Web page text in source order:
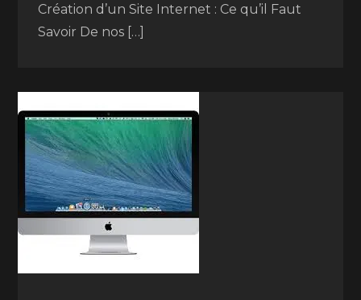
Création d’un Site Internet : Ce qu’il Faut
Savoir De nos […]